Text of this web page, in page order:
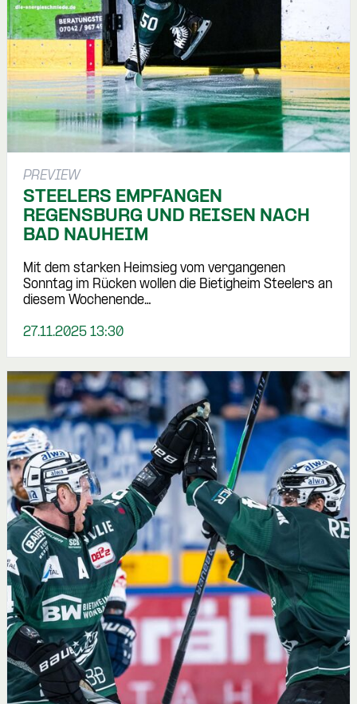
PREVIEW
STEELERS EMPFANGEN
REGENSBURG UND REISEN NACH
BAD NAUHEIM
Mit dem starken Heimsieg vom vergangenen
Sonntag im Rücken wollen die Bietigheim Steelers an
diesem Wochenende…
27.11.2025 13:30